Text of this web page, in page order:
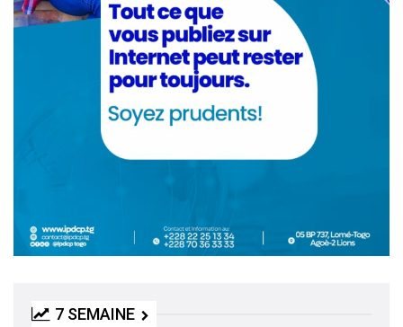
7 SEMAINE